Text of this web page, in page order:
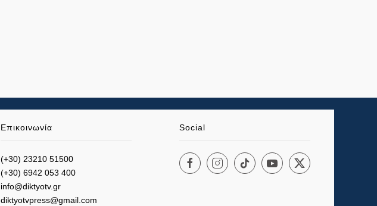
Επικοινωνία
(+30) 23210 51500
(+30) 6942 053 400
info@diktyotv.gr
diktyotvpress@gmail.com
Social